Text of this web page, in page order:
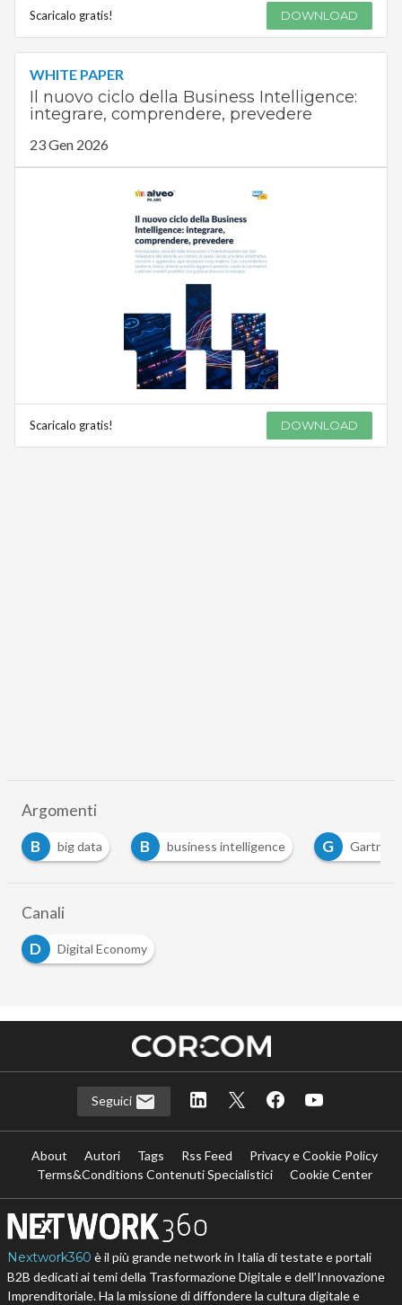
Scaricalo gratis! DOWNLOAD
WHITE PAPER
Il nuovo ciclo della Business Intelligence:
integrare, comprendere, prevedere
23 Gen 2026
Scaricalo gratis! DOWNLOAD
Argomenti
B
big data B business intelligence G Gartner
Canali
D
Digital Economy
Seguici
About Autori Tags Rss Feed
Privacy e Cookie Policy
Terms&Conditions Contenuti Specialistici
Cookie Center
Nextwork360 è il più grande network in Italia di testate e portali
B2B dedicati ai temi della Trasformazione Digitale e dell’Innovazione
Imprenditoriale. Ha la missione di diffondere la cultura digitale e